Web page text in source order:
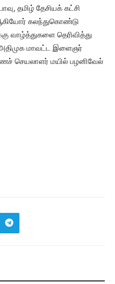
தமிழ் தேசியக் கட்சி
கலந்துகொண்டு
வாழ்த்துகளை தெரிவித்து
மாவட்ட இளைஞர்
செயலாளர் மயில் பழனிவேல்